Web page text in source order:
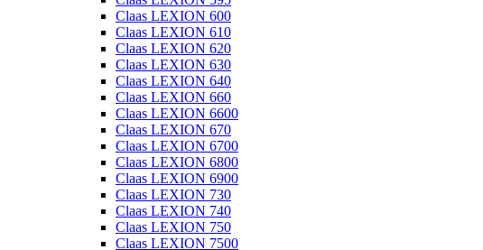
Claas LEXION 600
Claas LEXION 610
Claas LEXION 620
Claas LEXION 630
Claas LEXION 640
Claas LEXION 660
Claas LEXION 6600
Claas LEXION 670
Claas LEXION 6700
Claas LEXION 6800
Claas LEXION 6900
Claas LEXION 730
Claas LEXION 740
Claas LEXION 750
Claas LEXION 7500